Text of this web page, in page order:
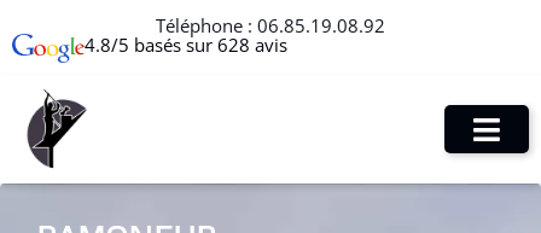
Téléphone : 06.85.19.08.92
4.8/5 basés sur 628 avis